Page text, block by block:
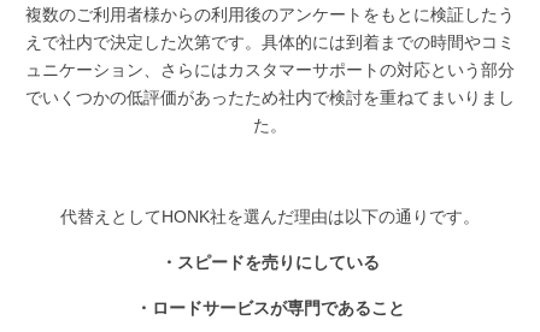
複数のご利用者様からの利用後のアンケートをもとに検証したう
えで社内で決定した次第です。具体的には到着までの時間やコミ
ュニケーション、さらにはカスタマーサポートの対応という部分
でいくつかの低評価があったため社内で検討を重ねてまいりまし
た。
代替えとしてHONK社を選んだ理由は以下の通りです。
・スピードを売りにしている
・ロードサービスが専門であること